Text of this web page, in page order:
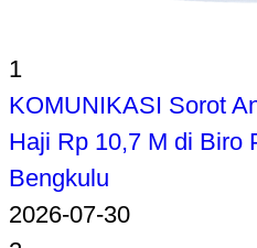
1
KOMUNIKASI Sorot
Haji Rp 10,7 M di Biro
Bengkulu
2026-07-30